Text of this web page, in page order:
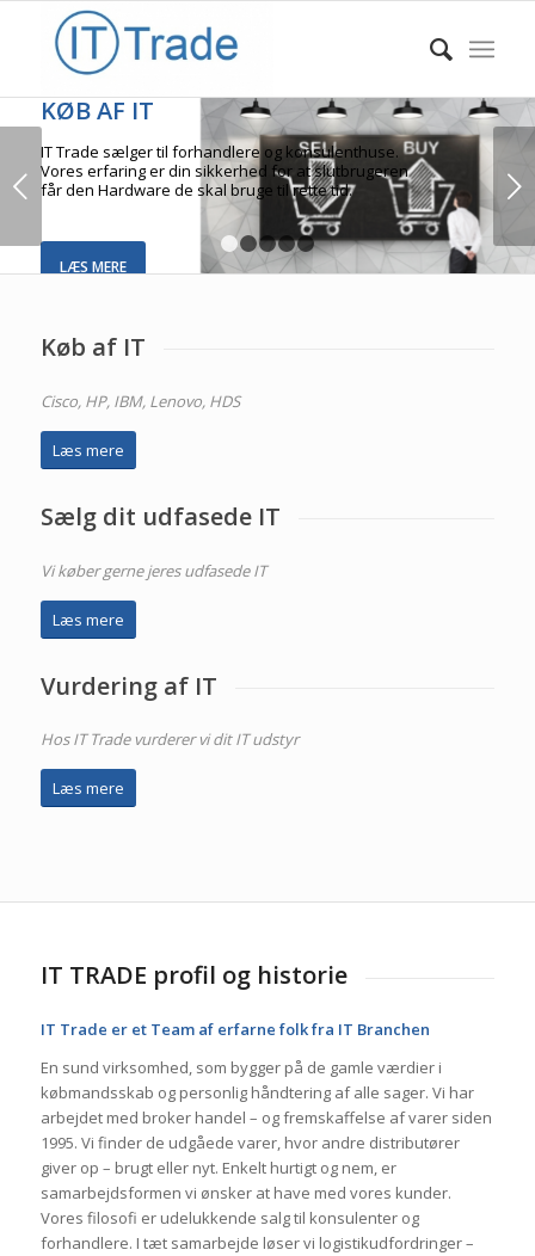
KØB AF IT
IT Trade sælger til forhandlere og konsulenthuse.
Vores erfaring er din sikkerhed for at slutbrugeren
får den Hardware de skal bruge til rette tid.
LÆS MERE
Næste
1 2 3 4 5
Køb af IT
Cisco, HP, IBM, Lenovo, HDS
Læs mere
Sælg dit udfasede IT
Vi køber gerne jeres udfasede IT
Læs mere
Vurdering af IT
Hos IT Trade vurderer vi dit IT udstyr
Læs mere
IT TRADE profil og historie
IT Trade er et Team af erfarne folk fra IT Branchen
En sund virksomhed, som bygger på de gamle værdier i
købmandsskab og personlig håndtering af alle sager. Vi har
arbejdet med broker handel – og fremskaffelse af varer siden
1995. Vi finder de udgåede varer, hvor andre distributører
giver op – brugt eller nyt. Enkelt hurtigt og nem, er
samarbejdsformen vi ønsker at have med vores kunder.
Vores filosofi er udelukkende salg til konsulenter og
forhandlere. I tæt samarbejde løser vi logistikudfordringer –